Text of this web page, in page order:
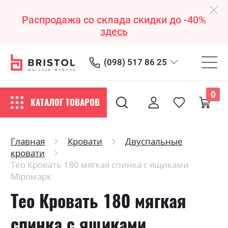
Распродажа со склада скидки до -40%
здесь
(098) 517 86 25
КАТАЛОГ ТОВАРОВ
0
Главная Кровати
Двуспальные
кровати
Тео Кровать 180 мягкая спинка с ящиками
Міромарк
Тео Кровать 180 мягкая